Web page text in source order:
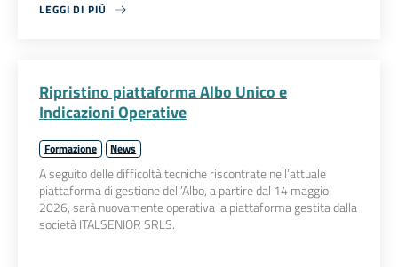
LEGGI DI PIÙ
Ripristino piattaforma Albo Unico e
Indicazioni Operative
Formazione News
A seguito delle difficoltà tecniche riscontrate nell’attuale
piattaforma di gestione dell’Albo, a partire dal 14 maggio
2026, sarà nuovamente operativa la piattaforma gestita dalla
società ITALSENIOR SRLS.